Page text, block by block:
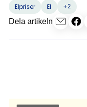
Elpriser El
+2
Dela artikeln